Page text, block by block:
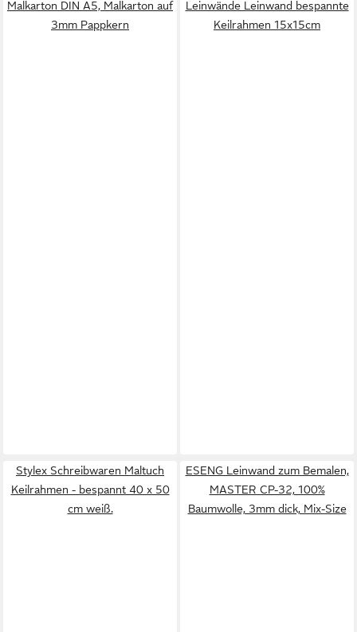
Malkarton DIN A5, Malkarton auf
3mm Pappkern
Leinwände Leinwand bespannte
Keilrahmen 15x15cm
Stylex Schreibwaren Maltuch
Keilrahmen - bespannt 40 x 50
cm weiß.
ESENG Leinwand zum Bemalen,
MASTER CP-32, 100%
Baumwolle, 3mm dick, Mix-Size